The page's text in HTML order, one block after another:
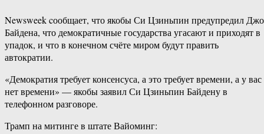
Newsweek cообщает, что якобы Си Цзиньпин предупредил Джо
Байдена, что демократичные государства угасают и приходят в
упадок, и что в конечном счёте миром будут править
автократии.
«Демократия требует консенсуса, а это требует времени, а у вас
нет времени» — якобы заявил Си Цзиньпин Байдену в
телефонном разговоре.
Трамп на митинге в штате Вайоминг: